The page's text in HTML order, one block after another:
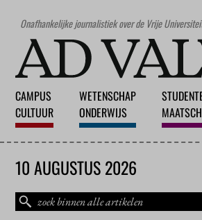
Onafhankelijke journalistiek over de Vrije
CAMPUS
CULTUUR
WETENSCHAP
ONDERWIJS
10 AUGUSTUS 2026